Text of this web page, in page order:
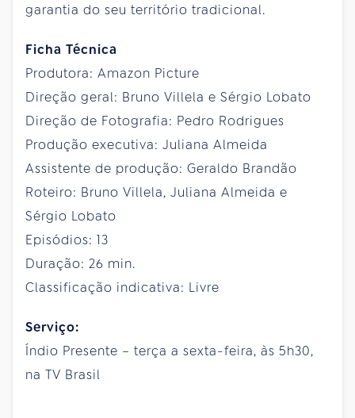
garantia do seu território tradicional.
Ficha Técnica
Produtora: Amazon Picture
Direção geral: Bruno Villela e Sérgio Lobato
Direção de Fotografia: Pedro Rodrigues
Produção executiva: Juliana Almeida
Assistente de produção: Geraldo Brandão
Roteiro: Bruno Villela, Juliana Almeida e
Sérgio Lobato
Episódios: 13
Duração: 26 min.
Classificação indicativa: Livre
Serviço:
Índio Presente – terça a sexta-feira, às 5h30,
na TV Brasil